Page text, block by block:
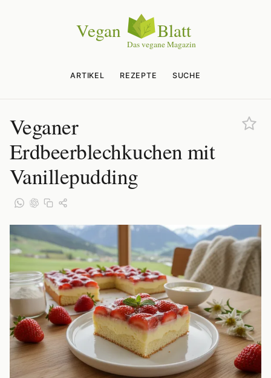
ARTIKEL REZEPTE SUCHE
Veganer
Erdbeerblechkuchen mit
Vanillepudding